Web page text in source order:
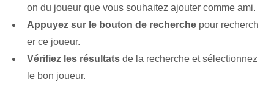
on du joueur que vous souhaitez ajouter comme ami.
Appuyez sur le bouton de recherche pour recherch
er ce joueur.
Vérifiez les résultats de la recherche et sélectionnez
le bon joueur.